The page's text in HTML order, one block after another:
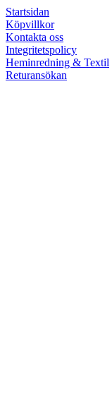
Startsidan
Köpvillkor
Kontakta oss
Integritetspolicy
Heminredning & Textil
Returansökan